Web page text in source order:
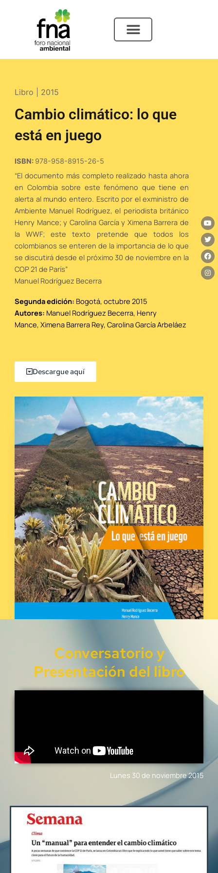
Libro | 2015
Cambio climático: lo que
está en juego
ISBN: 978-958-8915-26-5
“El documento más completo realizado hasta ahora
en Colombia sobre este fenómeno que tiene en
alerta al mundo entero. Escrito por el exministro de
Ambiente Manuel Rodríguez, el periodista británico
Henry Mance; y Carolina García y Ximena Barrera de
la WWF; este texto pretende que todos los
colombianos se enteren de la importancia de lo que
se discutirá desde el próximo 30 de noviembre en la
COP 21 de París”
Manuel Rodríguez Becerra
Segunda edición: Bogotá, octubre 2015
Autores: Manuel Rodríguez Becerra, Henry
Mance, Ximena Barrera Rey, Carolina García Arbeláez
Descargue aquí
Conversatorio y
Presentación del libro
Lunes 30 de noviembre 2015
Y
o
u
t
u
b
e
T
w
i
t
t
e
r
F
a
c
e
b
o
o
k
I
n
s
t
a
g
r
a
m